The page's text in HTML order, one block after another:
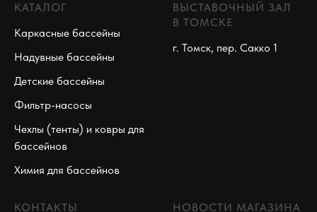
КАТАЛОГ
Каркасные бассейны
Надувные бассейны
Детские бассейны
Фильтр-насосы
Чехлы (тенты) и ковры для
бассейнов
Химия для бассейнов
ВЫСТАВОЧНЫЙ ЗАЛ
В ТОМСКЕ
г. Томск, пер. Сакко 1
КОНТАКТЫ
НОВОСТИ МАГАЗИНА